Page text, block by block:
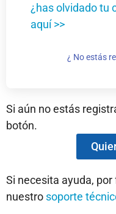
¿has olvidado tu
aquí >>
¿ No estás
Si aún no estás
botón.
Si necesita ayuda,
nuestro soporte